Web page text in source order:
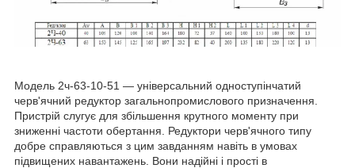
Модель 2ч-63-10-51 — універсальний одноступінчатий
черв'ячний редуктор загальнопромислового призначення.
Пристрій слугує для збільшення крутного моменту при
зниженні частоти обертання. Редуктори черв'ячного типу
добре справляються з цим завданням навіть в умовах
підвищених навантажень. Вони надійні і прості в